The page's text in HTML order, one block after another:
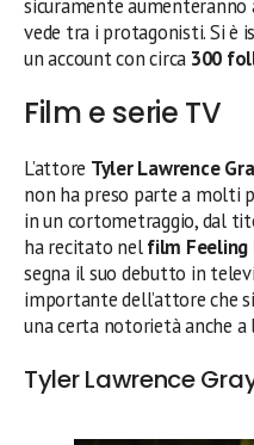
sicuramente aumenteranno
vede tra i protagonisti. Si è
un account con circa 300
Film e serie TV
L’attore Tyler Lawrence
non ha preso parte a molti
in un cortometraggio, dal
ha recitato nelfilm Feeling
segna il suo debutto in
importante dell’attore che
una certa notorietà anche
Tyler Lawrence